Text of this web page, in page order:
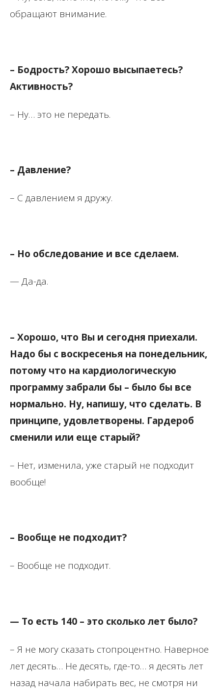
обращают внимание.
– Бодрость? Хорошо высыпаетесь?
Активность?
– Ну… это не передать.
– Давление?
– С давлением я дружу.
– Но обследование и все сделаем.
— Да-да.
– Хорошо, что Вы и сегодня приехали.
Надо бы с воскресенья на понедельник,
потому что на кардиологическую
программу забрали бы – было бы все
нормально. Ну, напишу, что сделать. В
принципе, удовлетворены. Гардероб
сменили или еще старый?
– Нет, изменила, уже старый не подходит
вообще!
– Вообще не подходит?
– Вообще не подходит.
— То есть 140 – это сколько лет было?
– Я не могу сказать стопроцентно. Наверное
лет десять… Не десять, где-то… я десять лет
назад начала набирать вес, не смотря ни